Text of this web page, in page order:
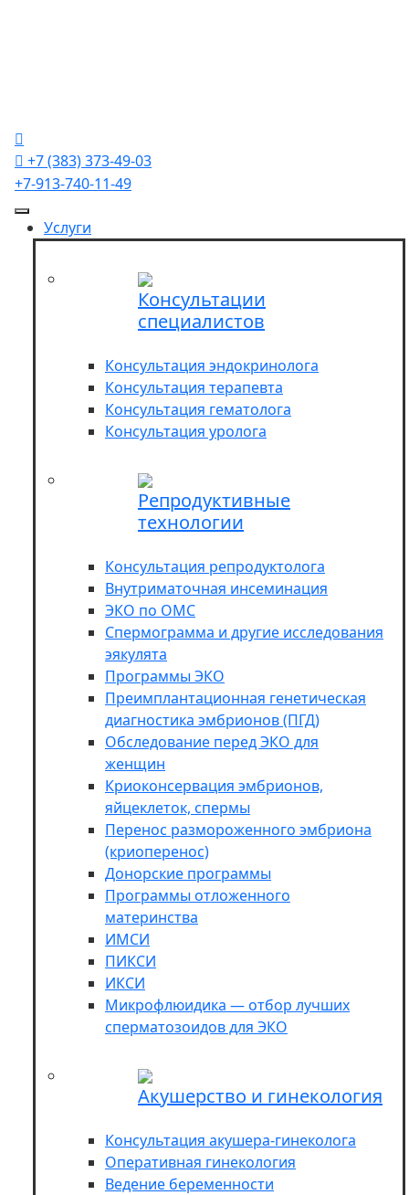
+7 (383) 373-49-03
+7-913-740-11-49
Услуги
Консультации
специалистов
Консультация эндокринолога
Консультация терапевта
Консультация гематолога
Консультация уролога
Репродуктивные
технологии
Консультация репродуктолога
Внутриматочная инсеминация
ЭКО по ОМС
Спермограмма и другие исследования
эякулята
Программы ЭКО
Преимплантационная генетическая
диагностика эмбрионов (ПГД)
Обследование перед ЭКО для
женщин
Криоконсервация эмбрионов,
яйцеклеток, спермы
Перенос размороженного эмбриона
(криоперенос)
Донорские программы
Программы отложенного
материнства
ИМСИ
ПИКСИ
ИКСИ
Микрофлюидика — отбор лучших
сперматозоидов для ЭКО
Акушерство и гинекология
Консультация акушера-гинеколога
Оперативная гинекология
Ведение беременности